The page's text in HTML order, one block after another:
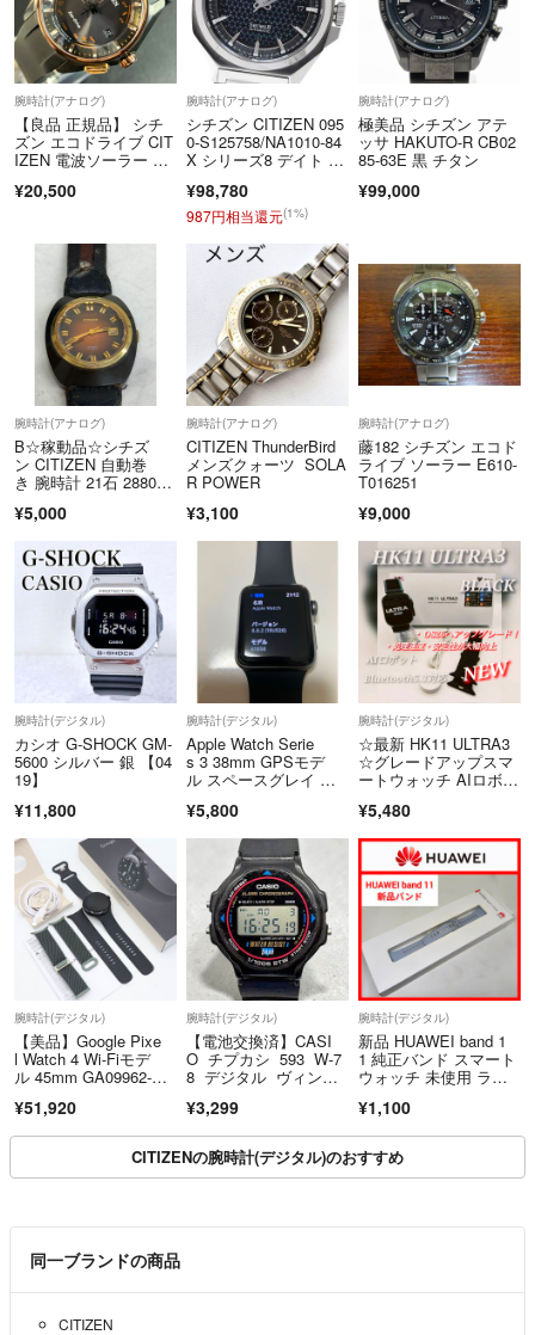
腕時計(アナログ)
【良品 正規品】 シチ
ズン エコドライブ CIT
IZEN 電波ソーラー メ
ス ゴールド 【2607Ss
¥20,500
腕時計(アナログ)
シチズン CITIZEN 095
0-S125758/NA1010-84
X シリーズ8 デイト シ
き メンズ 内箱・保証
書付き_966134
¥98,780
987円相当還元(1%)
腕時計(アナログ)
極美品 シチズン アテ
ッサ HAKUTO-R CB02
85-63E 黒 チタン
¥99,000
腕時計(アナログ)
B☆稼動品☆シチズ
ン CITIZEN 自動巻
き 腕時計 21石 2880
77-K
¥5,000
腕時計(アナログ)
CITIZEN ThunderBird
メンズクォーツ SOLA
R POWER
¥3,100
腕時計(アナログ)
藤182 シチズン エコド
ライブ ソーラー E610-
T016251
¥9,000
腕時計(デジタル)
カシオ G-SHOCK GM-
5600 シルバー 銀 【04
19】
¥11,800
腕時計(デジタル)
Apple Watch Serie
s 3 38mm GPSモデ
ル スペースグレイ バ
¥5,800
腕時計(デジタル)
☆最新 HK11 ULTRA3
☆グレードアップスマ
ートウォッチ AIロボッ
¥5,480
腕時計(デジタル)
【美品】Google Pixe
l Watch 4 Wi-Fiモデ
ル 45mm GA09962-U
ト付き Matte Black ア
ルミケース/Obsidia
n アクティブ バン
ド ピクセルウォッ
チ グーグル 本体
¥51,920
腕時計(デジタル)
【電池交換済】CASI
O チプカシ 593 W-7
8 デジタル ヴィンテ
¥3,299
腕時計(デジタル)
新品 HUAWEI band 1
1 純正バンド スマート
ウォッチ 未使用 ラバ
ルー新品未使用
¥1,100
CITIZENの腕時計(デジタル)のおすすめ
同一ブランドの商品
CITIZEN